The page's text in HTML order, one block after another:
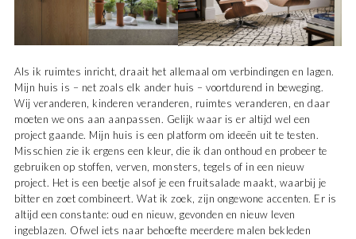
Als ik ruimtes inricht, draait het allemaal om verbindingen en lagen.
Mijn huis is – net zoals elk ander huis – voortdurend in beweging.
Wij veranderen, kinderen veranderen, ruimtes veranderen, en daar
moeten we ons aan aanpassen. Gelijk waar is er altijd wel een
project gaande. Mijn huis is een platform om ideeën uit te testen.
Misschien zie ik ergens een kleur, die ik dan onthoud en probeer te
gebruiken op stoffen, verven, monsters, tegels of in een nieuw
project. Het is een beetje alsof je een fruitsalade maakt, waarbij je
bitter en zoet combineert. Wat ik zoek, zijn ongewone accenten. Er is
altijd een constante: oud en nieuw, gevonden en nieuw leven
ingeblazen. Ofwel iets naar behoefte meerdere malen bekleden